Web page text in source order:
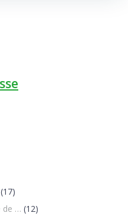
(17)
de … (12)